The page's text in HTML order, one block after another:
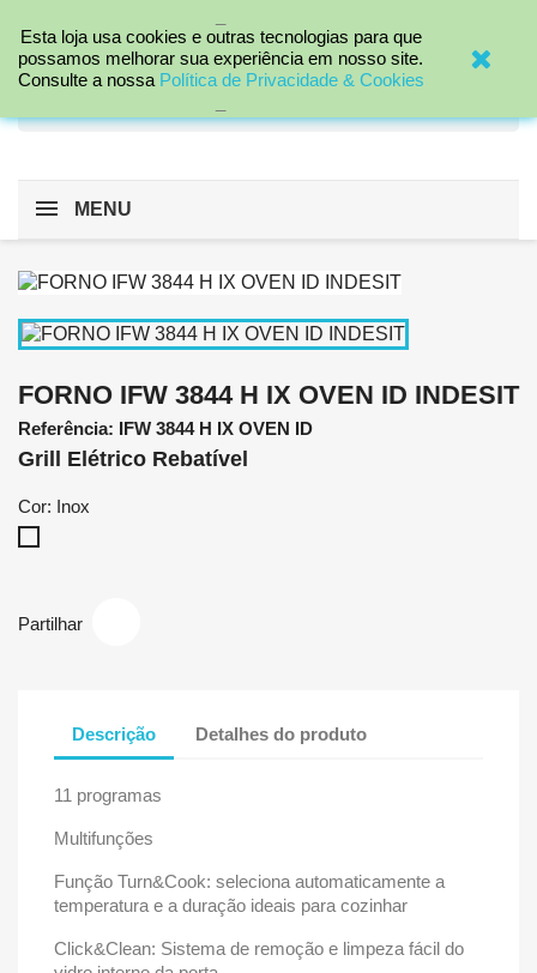

MENU
FORNO IFW 3844 H IX OVEN ID INDESIT
Referência: IFW 3844 H IX OVEN ID
Grill Elétrico Rebatível
Cor: Inox
Partilhar
Descrição Detalhes do produto
11 programas
Multifunções
Função Turn&Cook: seleciona automaticamente a
temperatura e a duração ideais para cozinhar
Click&Clean: Sistema de remoção e limpeza fácil do
Esta loja usa cookies e outras tecnologias para que
possamos melhorar sua experiência em nosso site.
Consulte a nossa Política de Privacidade & Cookies